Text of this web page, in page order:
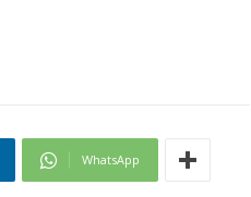
WhatsApp